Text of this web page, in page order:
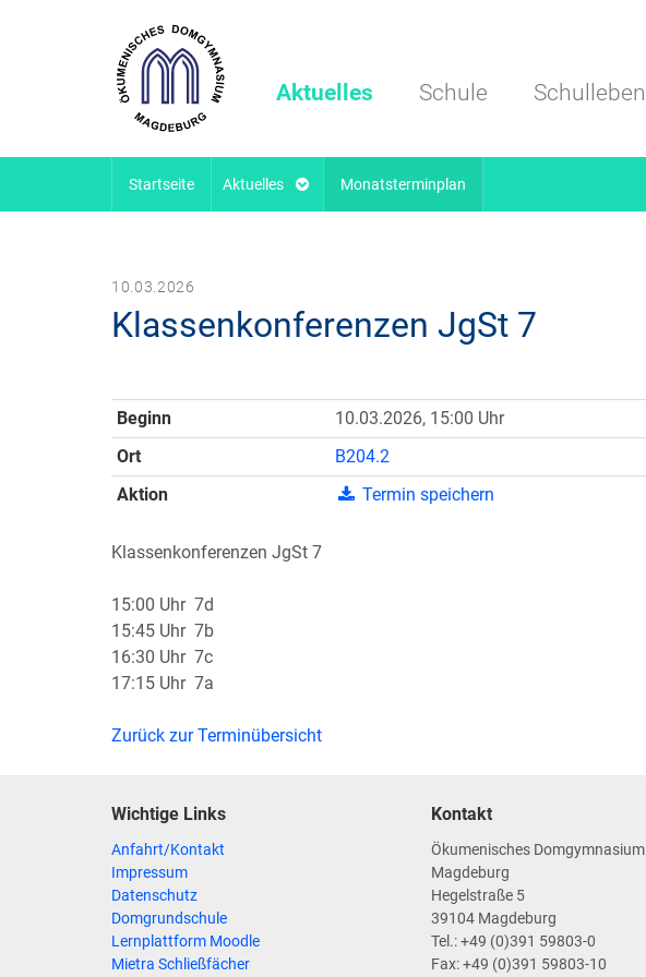
Aktuelles Schule Schulleben
Startseite Aktuelles Monatsterminplan
10.03.2026
Klassenkonferenzen JgSt 7
Beginn
10.03.2026, 15:00 Uhr
Ort
B204.2
Aktion
Termin speichern
Klassenkonferenzen JgSt 7
15:00 Uhr 7d
15:45 Uhr 7b
16:30 Uhr 7c
17:15 Uhr 7a
Zurück zur Terminübersicht
Wichtige Links
Anfahrt/Kontakt
Impressum
Datenschutz
Domgrundschule
Lernplattform Moodle
Mietra Schließfächer
Kontakt
Ökumenisches Domgymnasium
Magdeburg
Hegelstraße 5
39104 Magdeburg
Tel.: +49 (0)391 59803-0
Fax: +49 (0)391 59803-10